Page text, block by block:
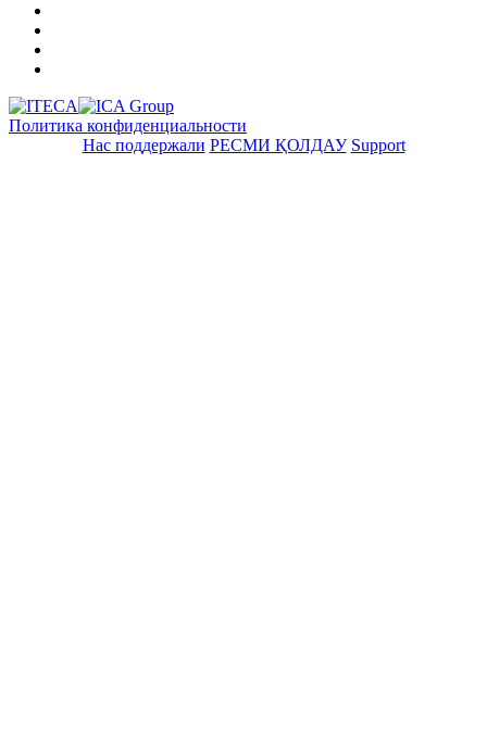
Политика конфиденциальности
Нас поддержали РЕСМИ ҚОЛДАУ Support